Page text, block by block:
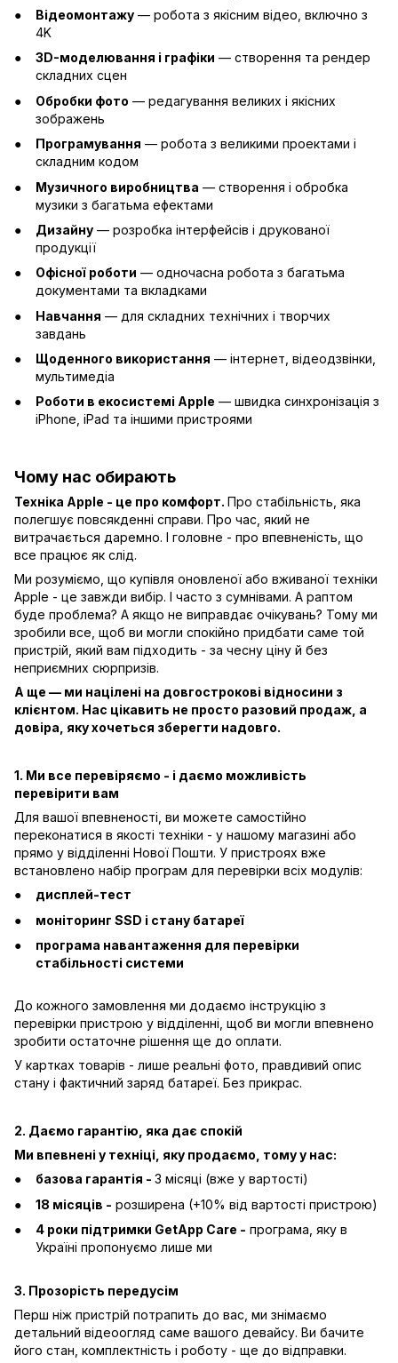
Відеомонтажу — робота з якісним відео, включно з
4K
3D-моделювання і графіки — створення та рендер
складних сцен
Обробки фото — редагування великих і якісних
зображень
Програмування — робота з великими проектами і
складним кодом
Музичного виробництва — створення і обробка
музики з багатьма ефектами
Дизайну — розробка інтерфейсів і друкованої
продукції
Офісної роботи — одночасна робота з багатьма
документами та вкладками
Навчання — для складних технічних і творчих
завдань
Щоденного використання — інтернет, відеодзвінки,
мультимедіа
Роботи в екосистемі Apple — швидка синхронізація з
iPhone, iPad та іншими пристроями
Чому нас обирають
Техніка Apple - це про комфорт. Про стабільність, яка
полегшує повсякденні справи. Про час, який не
витрачається даремно. І головне - про впевненість, що
все працює як слід.
Ми розуміємо, що купівля оновленої або вживаної техніки
Apple - це завжди вибір. І часто з сумнівами. А раптом
буде проблема? А якщо не виправдає очікувань? Тому ми
зробили все, щоб ви могли спокійно придбати саме той
пристрій, який вам підходить - за чесну ціну й без
неприємних сюрпризів.
А ще — ми націлені на довгострокові відносини з
клієнтом. Нас цікавить не просто разовий продаж, а
довіра, яку хочеться зберегти надовго.
1. Ми все перевіряємо - і даємо можливість
перевірити вам
Для вашої впевненості, ви можете самостійно
переконатися в якості техніки - у нашому магазині або
прямо у відділенні Нової Пошти. У пристроях вже
встановлено набір програм для перевірки всіх модулів:
дисплей-тест
моніторинг SSD і стану батареї
програма навантаження для перевірки
стабільності системи
До кожного замовлення ми додаємо інструкцію з
перевірки пристрою у відділенні, щоб ви могли впевнено
зробити остаточне рішення ще до оплати.
У картках товарів - лише реальні фото, правдивий опис
стану і фактичний заряд батареї. Без прикрас.
2. Даємо гарантію, яка дає спокій
Ми впевнені у техніці, яку продаємо, тому у нас:
базова гарантія - 3 місяці (вже у вартості)
18 місяців - розширена (+10% від вартості пристрою)
4 роки підтримки GetApp Care - програма, яку в
Україні пропонуємо лише ми
3. Прозорість передусім
Перш ніж пристрій потрапить до вас, ми знімаємо
детальний відеоогляд саме вашого девайсу. Ви бачите
його стан, комплектність і роботу - ще до відправки.